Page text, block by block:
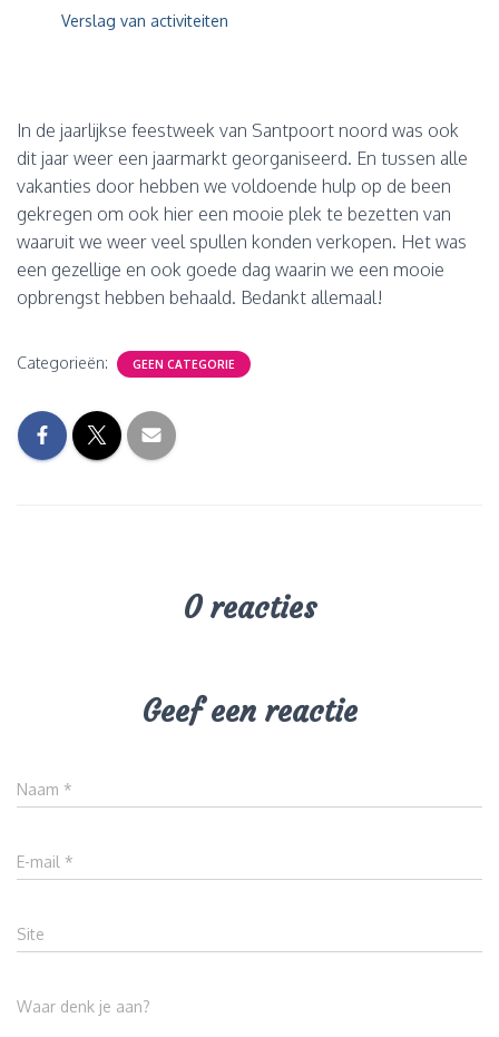
Verslag van activiteiten
In de jaarlijkse feestweek van Santpoort noord was ook
dit jaar weer een jaarmarkt georganiseerd. En tussen alle
vakanties door hebben we voldoende hulp op de been
gekregen om ook hier een mooie plek te bezetten van
waaruit we weer veel spullen konden verkopen. Het was
een gezellige en ook goede dag waarin we een mooie
opbrengst hebben behaald. Bedankt allemaal!
Categorieën: GEEN CATEGORIE
0 reacties
Geef een reactie
Naam *
E-mail *
Site
Waar denk je aan?